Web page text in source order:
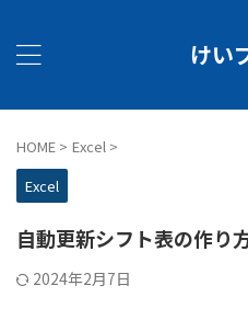
けい
HOME > Excel >
Excel
自動更新シフト表の作り
2024年2月7日